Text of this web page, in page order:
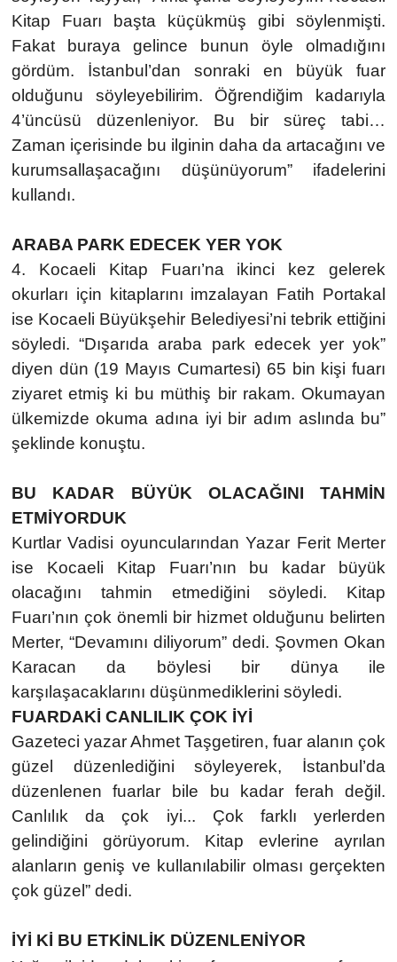
Kitap Fuarı başta küçükmüş gibi söylenmişti.
Fakat buraya gelince bunun öyle olmadığını
gördüm. İstanbul’dan sonraki en büyük fuar
olduğunu söyleyebilirim. Öğrendiğim kadarıyla
4’üncüsü düzenleniyor. Bu bir süreç tabi…
Zaman içerisinde bu ilginin daha da artacağını ve
kurumsallaşacağını düşünüyorum” ifadelerini
kullandı.
ARABA PARK EDECEK YER YOK
4. Kocaeli Kitap Fuarı’na ikinci kez gelerek
okurları için kitaplarını imzalayan Fatih Portakal
ise Kocaeli Büyükşehir Belediyesi’ni tebrik ettiğini
söyledi. “Dışarıda araba park edecek yer yok”
diyen dün (19 Mayıs Cumartesi) 65 bin kişi fuarı
ziyaret etmiş ki bu müthiş bir rakam. Okumayan
ülkemizde okuma adına iyi bir adım aslında bu”
şeklinde konuştu.
BU KADAR BÜYÜK OLACAĞINI TAHMİN
ETMİYORDUK
Kurtlar Vadisi oyuncularından Yazar Ferit Merter
ise Kocaeli Kitap Fuarı’nın bu kadar büyük
olacağını tahmin etmediğini söyledi. Kitap
Fuarı’nın çok önemli bir hizmet olduğunu belirten
Merter, “Devamını diliyorum” dedi. Şovmen Okan
Karacan da böylesi bir dünya ile
karşılaşacaklarını düşünmediklerini söyledi.
FUARDAKİ CANLILIK ÇOK İYİ
Gazeteci yazar Ahmet Taşgetiren, fuar alanın çok
güzel düzenlediğini söyleyerek, İstanbul’da
düzenlenen fuarlar bile bu kadar ferah değil.
Canlılık da çok iyi... Çok farklı yerlerden
gelindiğini görüyorum. Kitap evlerine ayrılan
alanların geniş ve kullanılabilir olması gerçekten
çok güzel” dedi.
İYİ Kİ BU ETKİNLİK DÜZENLENİYOR